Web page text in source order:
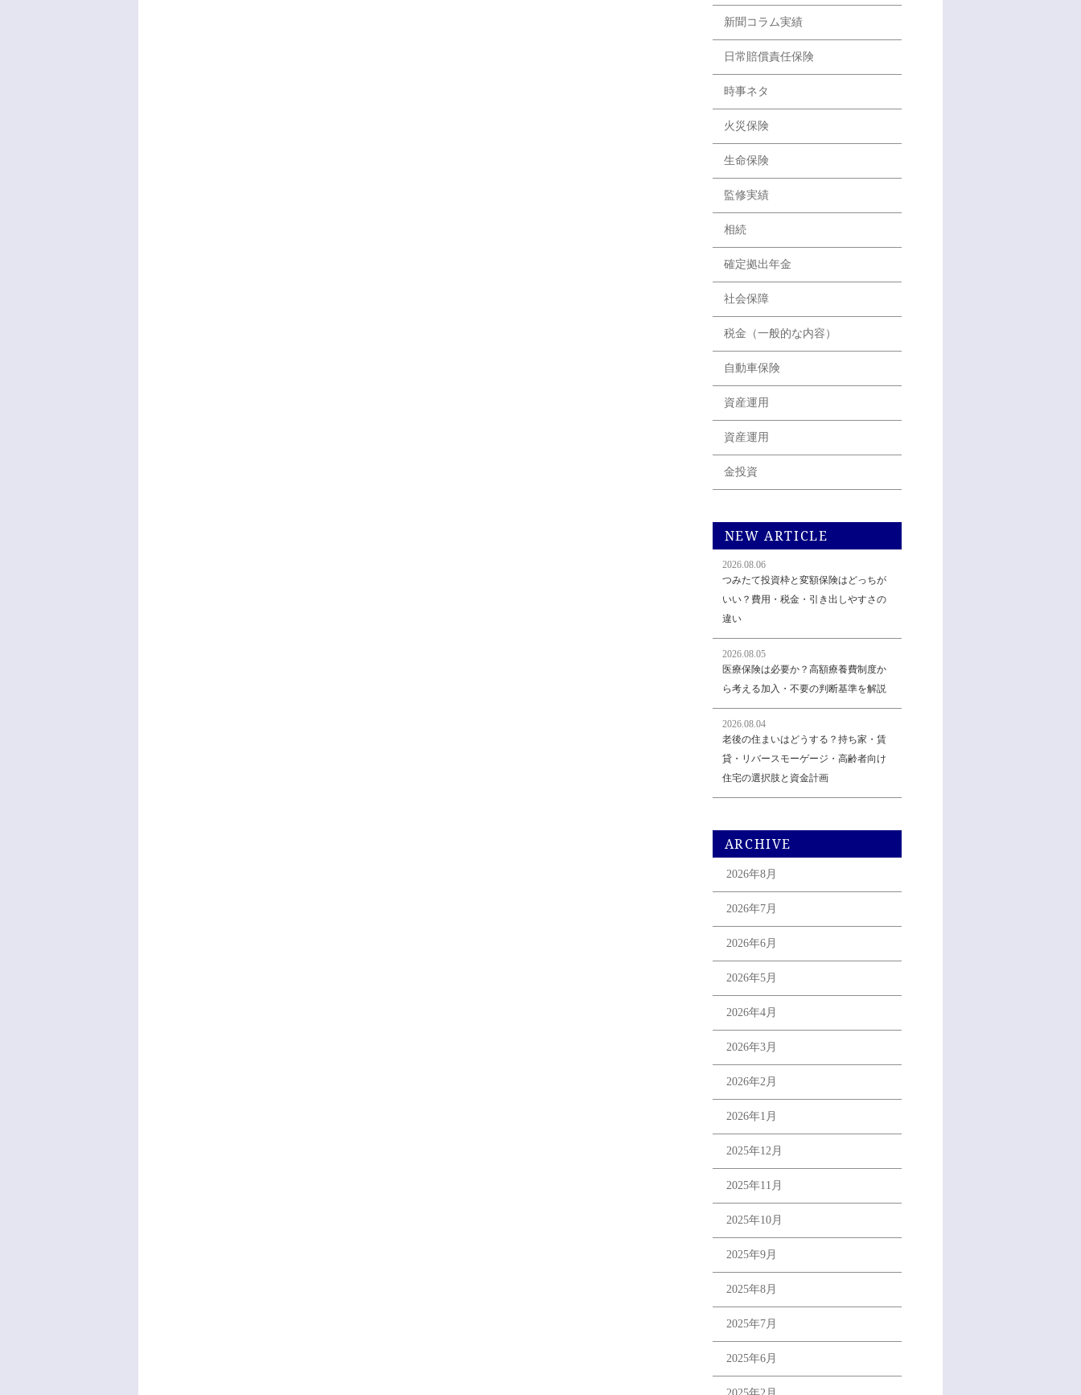
新聞コラム実績
日常賠償責任保険
時事ネタ
火災保険
生命保険
監修実績
相続
確定拠出年金
社会保障
税金（一般的な内容）
自動車保険
資産運用
資産運用
金投資
NEW ARTICLE
2026.08.06
つみたて投資枠と変額保険はどっちが
いい？費用・税金・引き出しやすさの
違い
2026.08.05
医療保険は必要か？高額療養費制度か
ら考える加入・不要の判断基準を解説
2026.08.04
老後の住まいはどうする？持ち家・賃
貸・リバースモーゲージ・高齢者向け
住宅の選択肢と資金計画
ARCHIVE
2026年8月
2026年7月
2026年6月
2026年5月
2026年4月
2026年3月
2026年2月
2026年1月
2025年12月
2025年11月
2025年10月
2025年9月
2025年8月
2025年7月
2025年6月